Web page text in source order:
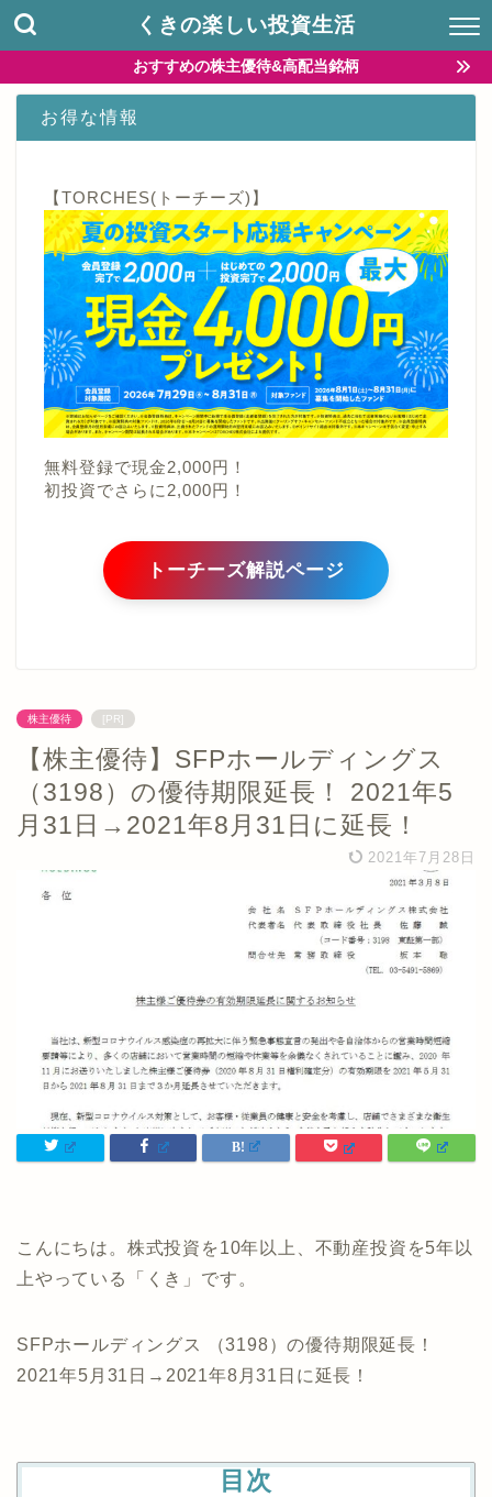
くきの楽しい投資生活
おすすめの株主優待&高配当銘柄
お得な情報
【TORCHES(トーチーズ)】
無料登録で現金2,000円！
初投資でさらに2,000円！
トーチーズ解説ページ
株主優待 [PR]
【株主優待】SFPホールディングス
（3198）の優待期限延長！ 2021年5
月31日→2021年8月31日に延長！
2021年7月28日
こんにちは。株式投資を10年以上、不動産投資を5年以
上やっている「くき」です。
SFPホールディングス （3198）の優待期限延長！
2021年5月31日→2021年8月31日に延長！
目次